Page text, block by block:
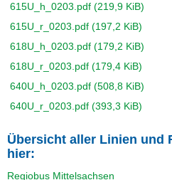
615U_h_0203.pdf (219,9 KiB)
615U_r_0203.pdf (197,2 KiB)
618U_h_0203.pdf (179,2 KiB)
618U_r_0203.pdf (179,4 KiB)
640U_h_0203.pdf (508,8 KiB)
640U_r_0203.pdf (393,3 KiB)
Übersicht aller Linien und
hier:
Regiobus Mittelsachsen